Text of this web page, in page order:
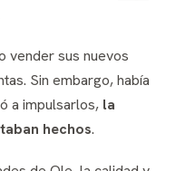
vender sus nuevos
Sin embargo, había
a impulsarlos, la
hechos.